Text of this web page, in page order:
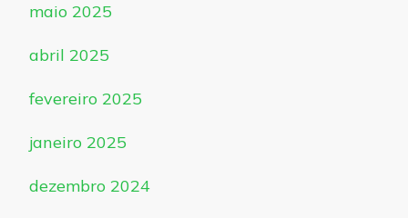
maio 2025
abril 2025
fevereiro 2025
janeiro 2025
dezembro 2024